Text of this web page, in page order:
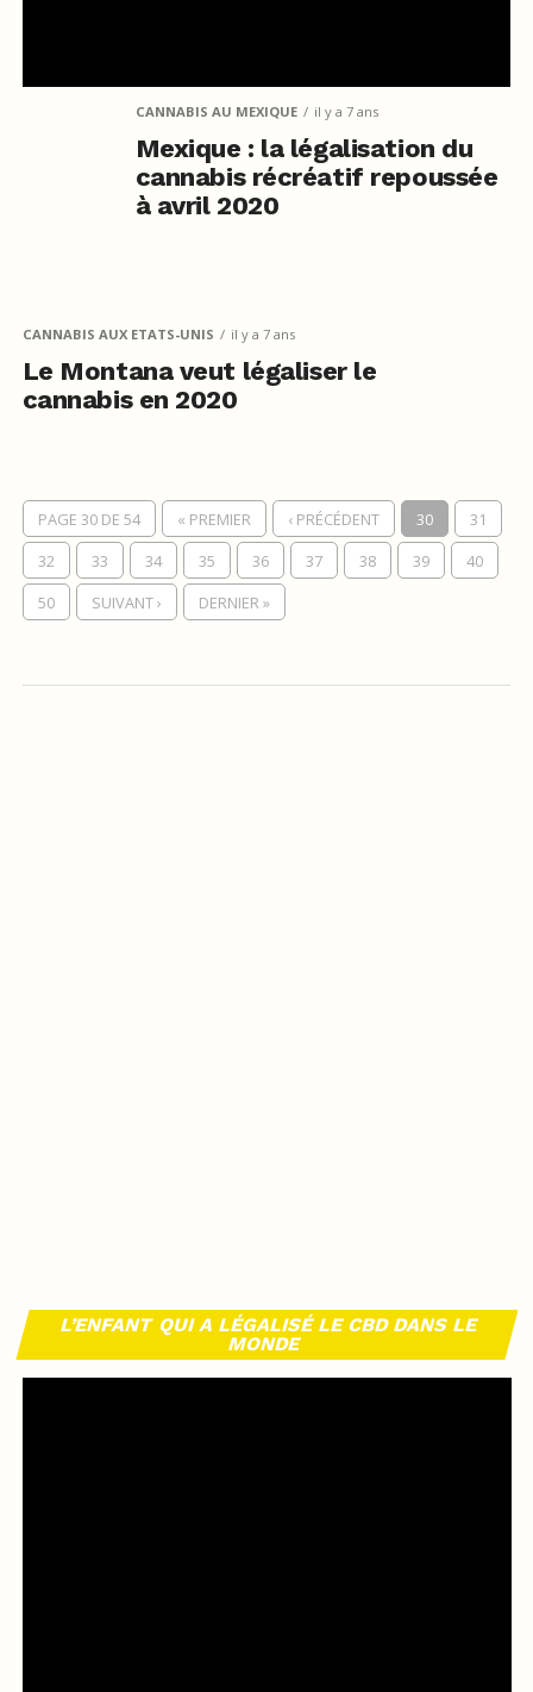
CANNABIS AU MEXIQUE il y a 7 ans
Mexique : la légalisation du
cannabis récréatif repoussée
à avril 2020
CANNABIS AUX ETATS-UNIS il y a 7 ans
Le Montana veut légaliser le
cannabis en 2020
PAGE 30 DE 54 « PREMIER ‹ PRÉCÉDENT 30
31
32
33 34 35 36 37 38 39
40
50
SUIVANT › DERNIER »
L’ENFANT QUI A LÉGALISÉ LE CBD DANS LE
MONDE